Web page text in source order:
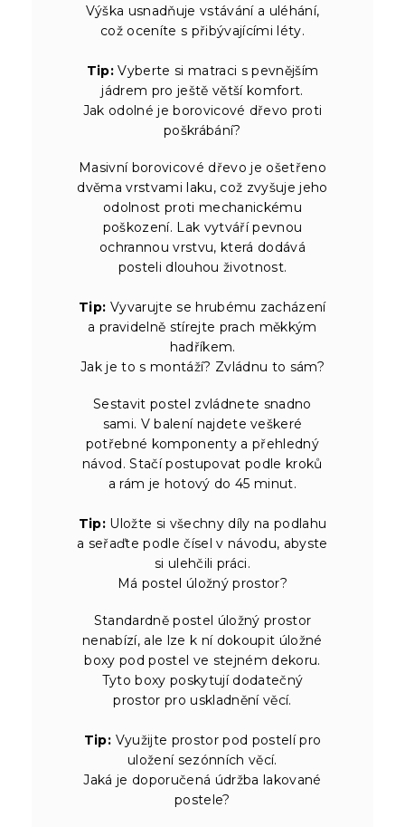
Výška usnadňuje vstávání a uléhání,
což oceníte s přibývajícími léty.
Tip: Vyberte si matraci s pevnějším
jádrem pro ještě větší komfort.
Jak odolné je borovicové dřevo proti
poškrábání?
Masivní borovicové dřevo je ošetřeno
dvěma vrstvami laku, což zvyšuje jeho
odolnost proti mechanickému
poškození. Lak vytváří pevnou
ochrannou vrstvu, která dodává
posteli dlouhou životnost.
Tip: Vyvarujte se hrubému zacházení
a pravidelně stírejte prach měkkým
hadříkem.
Jak je to s montáží? Zvládnu to sám?
Sestavit postel zvládnete snadno
sami. V balení najdete veškeré
potřebné komponenty a přehledný
návod. Stačí postupovat podle kroků
a rám je hotový do 45 minut.
Tip: Uložte si všechny díly na podlahu
a seřaďte podle čísel v návodu, abyste
si ulehčili práci.
Má postel úložný prostor?
Standardně postel úložný prostor
nenabízí, ale lze k ní dokoupit úložné
boxy pod postel ve stejném dekoru.
Tyto boxy poskytují dodatečný
prostor pro uskladnění věcí.
Tip: Využijte prostor pod postelí pro
uložení sezónních věcí.
Jaká je doporučená údržba lakované
postele?